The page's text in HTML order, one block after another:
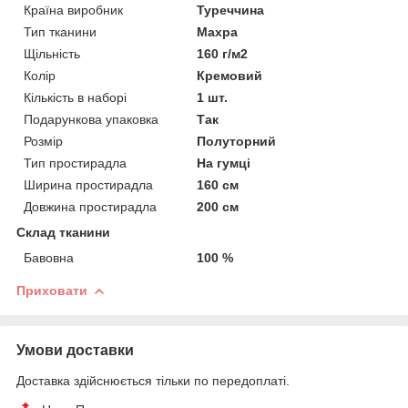
Країна виробник
Туреччина
Тип тканини
Махра
Щільність
160 г/м2
Колір
Кремовий
Кількість в наборі
1 шт.
Подарункова упаковка
Так
Розмір
Полуторний
Тип простирадла
На гумці
Ширина простирадла
160 см
Довжина простирадла
200 см
Склад тканини
Бавовна
100 %
Приховати
Умови доставки
Доставка здійснюється тільки по передоплаті.